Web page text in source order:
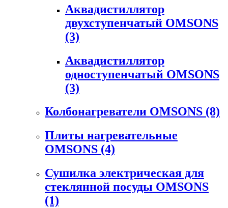
Аквадистиллятор
двухступенчатый OMSONS
(3)
Аквадистиллятор
одноступенчатый OMSONS
(3)
Колбонагреватели OMSONS (8)
Плиты нагревательные
OMSONS (4)
Сушилка электрическая для
стеклянной посуды OMSONS
(1)